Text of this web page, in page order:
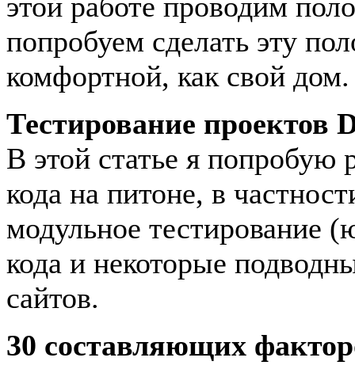
попробуем сделать эту
комфортной, как свой дом.
Тестирование проектов
В этой статье я попробую
кода на питоне, в
модульное тестирование
кода и некоторые
сайтов.
30 составляющих